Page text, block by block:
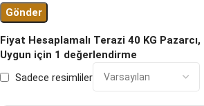
Fiyat Hesaplamalı Terazi 40 KG
Uygun için 1 değerlendirme
Sadece resimliler